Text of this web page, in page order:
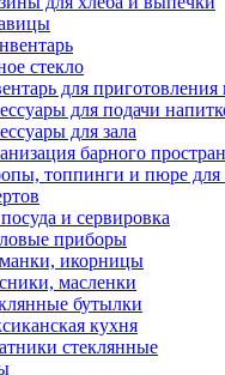
стекло
для приготовления
для подачи
для зала
барного
топпинги и пюре для
и сервировка
приборы
икорницы
масленки
бутылки
кухня
стеклянные